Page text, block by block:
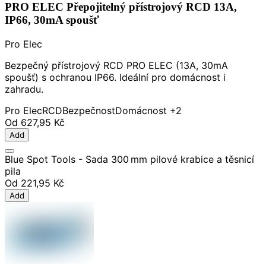
PRO ELEC Přepojitelný přístrojový RCD 13A,
IP66, 30mA spoušť
Pro Elec
Bezpečný přístrojový RCD PRO ELEC (13A, 30mA
spoušť) s ochranou IP66. Ideální pro domácnost i
zahradu.
Pro ElecRCDBezpečnostDomácnost +2
Od 627,95 Kč
Add
Blue Spot Tools - Sada 300 mm pilové krabice a těsnicí
pila
Od 221,95 Kč
Add